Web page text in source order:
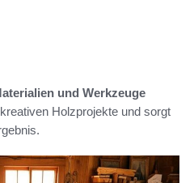
und Werkzeuge
Holzprojekte und sorgt